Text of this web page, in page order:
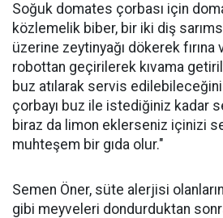
Soğuk domates çorbası için
közlemelik biber, bir iki diş
üzerine zeytinyağı dökerek
robottan geçirilerek kıvama
buz atılarak servis
çorbayı buz ile istediğiniz kadar
biraz da limon eklerseniz içinizi
muhteşem bir gıda olur."
Semen Öner, süte alerjisi
gibi meyveleri dondurduktan